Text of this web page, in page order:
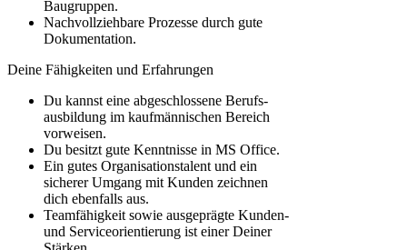
Baugruppen.
Nachvollziehbare Prozesse durch gute
Dokumentation.
Deine Fähigkeiten und Erfahrungen
Du kannst eine abgeschlossene Berufs­
ausbildung im kauf­männischen Bereich
vorweisen.
Du besitzt gute Kenntnisse in MS Office.
Ein gutes Organisationstalent und ein
sicherer Umgang mit Kunden zeichnen
dich ebenfalls aus.
Teamfähigkeit sowie aus­geprägte Kunden-
und Service­orientierung ist einer Deiner